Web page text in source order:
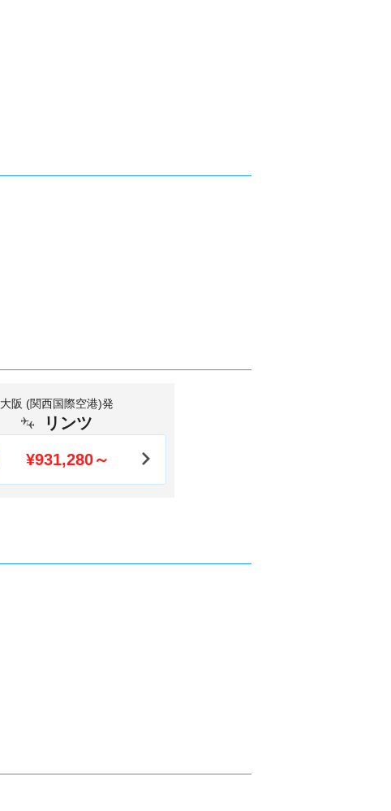
大阪 (関西国際空港)発
リンツ
¥931,280～